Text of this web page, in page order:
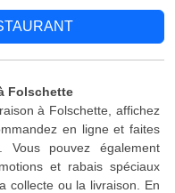
Folschette
à Folschette, affichez
en ligne et faites
pouvez également
et rabais spéciaux
collecte ou la livraison. En